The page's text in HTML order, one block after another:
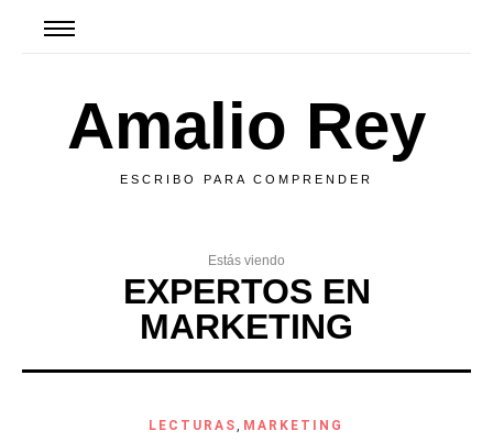
Amalio Rey
ESCRIBO PARA COMPRENDER
Estás viendo
EXPERTOS EN
MARKETING
LECTURAS, MARKETING